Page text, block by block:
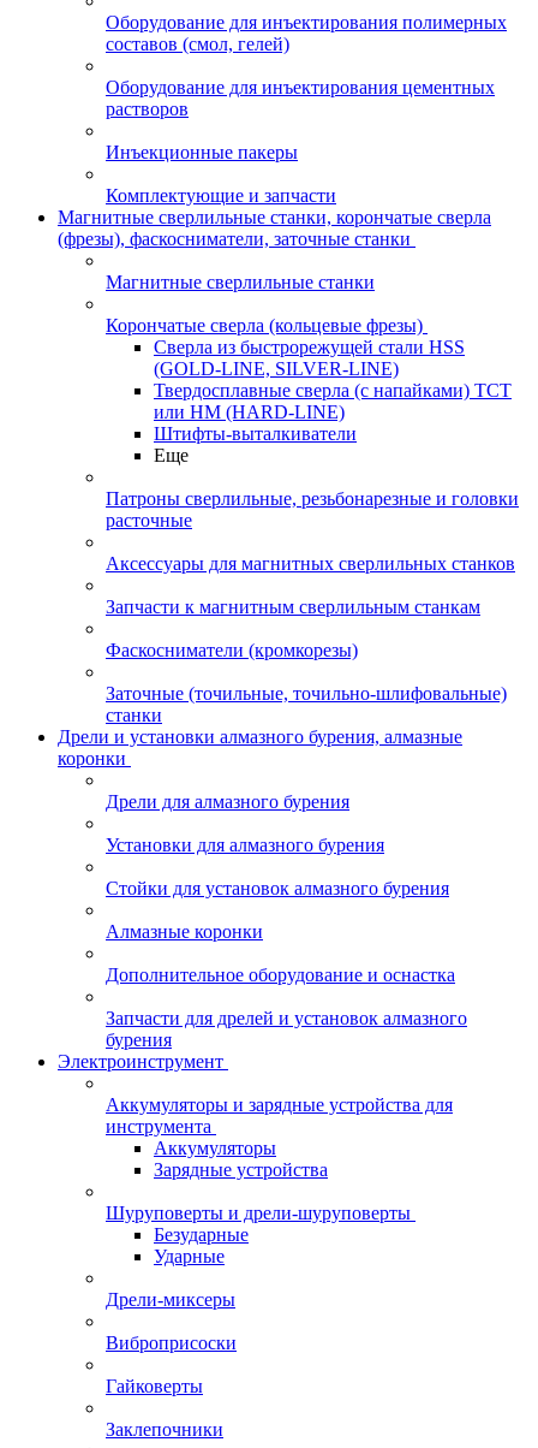
Оборудование для инъектирования полимерных
составов (смол, гелей)
Оборудование для инъектирования цементных
растворов
Инъекционные пакеры
Комплектующие и запчасти
Магнитные сверлильные станки, корончатые сверла
(фрезы), фаскосниматели, заточные станки
Магнитные сверлильные станки
Корончатые сверла (кольцевые фрезы)
Сверла из быстрорежущей стали HSS
(GOLD-LINE, SILVER-LINE)
Твердосплавные сверла (с напайками) ТСТ
или HM (HARD-LINE)
Штифты-выталкиватели
Еще
Патроны сверлильные, резьбонарезные и головки
расточные
Аксессуары для магнитных сверлильных станков
Запчасти к магнитным сверлильным станкам
Фаскосниматели (кромкорезы)
Заточные (точильные, точильно-шлифовальные)
станки
Дрели и установки алмазного бурения, алмазные
коронки
Дрели для алмазного бурения
Установки для алмазного бурения
Стойки для установок алмазного бурения
Алмазные коронки
Дополнительное оборудование и оснастка
Запчасти для дрелей и установок алмазного
бурения
Электроинструмент
Аккумуляторы и зарядные устройства для
инструмента
Аккумуляторы
Зарядные устройства
Шуруповерты и дрели-шуруповерты
Безударные
Ударные
Дрели-миксеры
Виброприсоски
Гайковерты
Заклепочники